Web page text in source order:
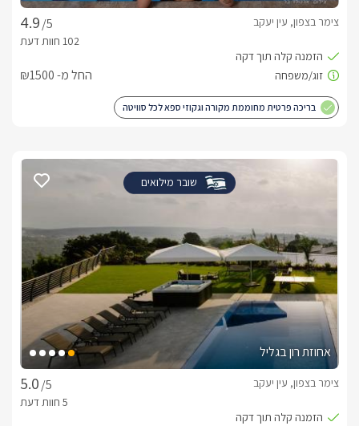
/5
צימר בצפון, עין יעקב
החל מ- ₪1500
בריכה פרטית מחוממת מקורה וגקוזי ספא לכל סוויטה
שובר מילואים
אחוזת רון בגליל
/5
צימר בצפון, עין יעקב